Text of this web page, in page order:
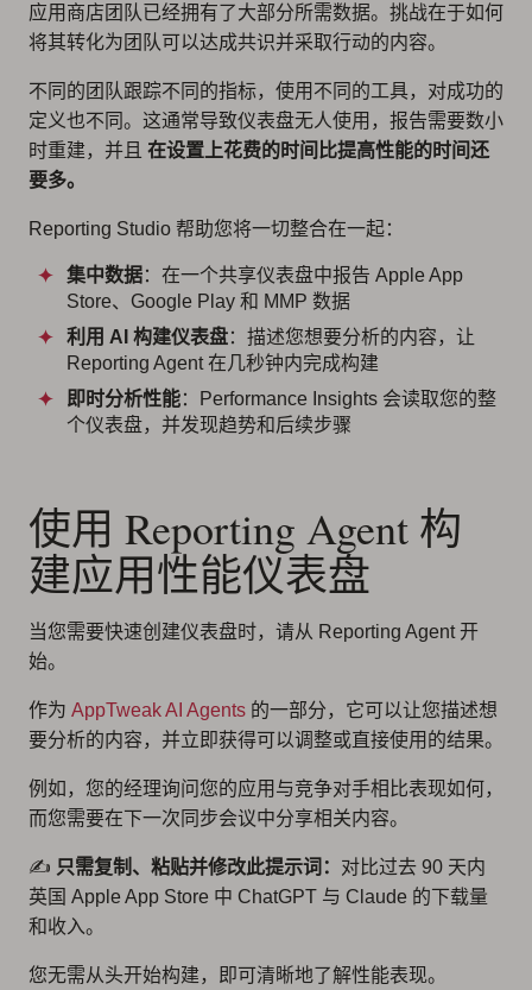
应用商店团队已经拥有了大部分所需数据。挑战在于如何
将其转化为团队可以达成共识并采取行动的内容。
不同的团队跟踪不同的指标，使用不同的工具，对成功的
定义也不同。这通常导致仪表盘无人使用，报告需要数小
时重建，并且 在设置上花费的时间比提高性能的时间还
要多。
Reporting Studio 帮助您将一切整合在一起：
集中数据：在一个共享仪表盘中报告 Apple App
Store、Google Play 和 MMP 数据
利用 AI 构建仪表盘：描述您想要分析的内容，让
Reporting Agent 在几秒钟内完成构建
即时分析性能：Performance Insights 会读取您的整
个仪表盘，并发现趋势和后续步骤
使用 Reporting Agent 构
建应用性能仪表盘
当您需要快速创建仪表盘时，请从 Reporting Agent 开
始。
作为 AppTweak AI Agents 的一部分，它可以让您描述想
要分析的内容，并立即获得可以调整或直接使用的结果。
例如，您的经理询问您的应用与竞争对手相比表现如何，
而您需要在下一次同步会议中分享相关内容。
✍️ 只需复制、粘贴并修改此提示词： 对比过去 90 天内
英国 Apple App Store 中 ChatGPT 与 Claude 的下载量
和收入。
您无需从头开始构建，即可清晰地了解性能表现。